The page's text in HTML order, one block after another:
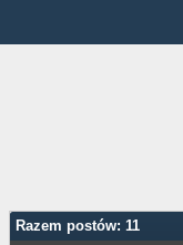
Razem postów: 11